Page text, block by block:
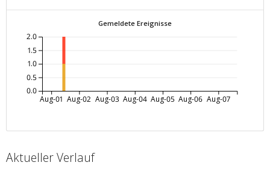
Gemeldete Ereignisse
Aug-01 Aug-02 Aug-03 Aug-04 Aug-05 Aug-06 Aug-07
0.0
0.5
1.0
1.5
2.0
Aktueller Verlauf